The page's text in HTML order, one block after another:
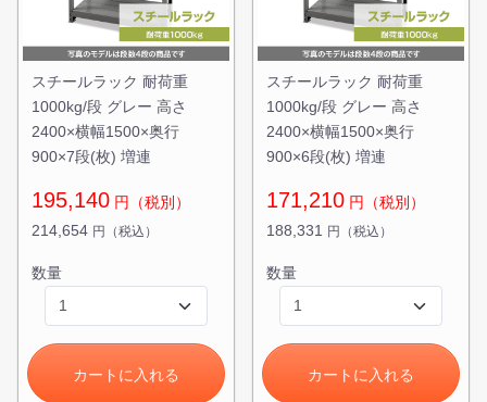
スチールラック 耐荷重
1000kg/段 グレー 高さ
2400×横幅1500×奥行
900×7段(枚) 増連
195,140 円（税別）
214,654 円（税込）
数量
カートに入れる
スチールラック 耐荷重
1000kg/段 グレー 高さ
2400×横幅1500×奥行
900×6段(枚) 増連
171,210 円（税別）
188,331
円（税込）
数量
カートに入れる